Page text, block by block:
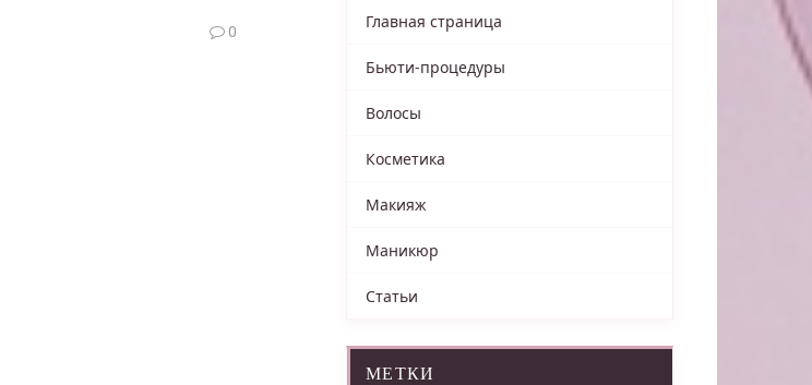
0 Главная страница
Бьюти-процедуры
Волосы
Косметика
Макияж
Маникюр
Статьи
МЕТКИ